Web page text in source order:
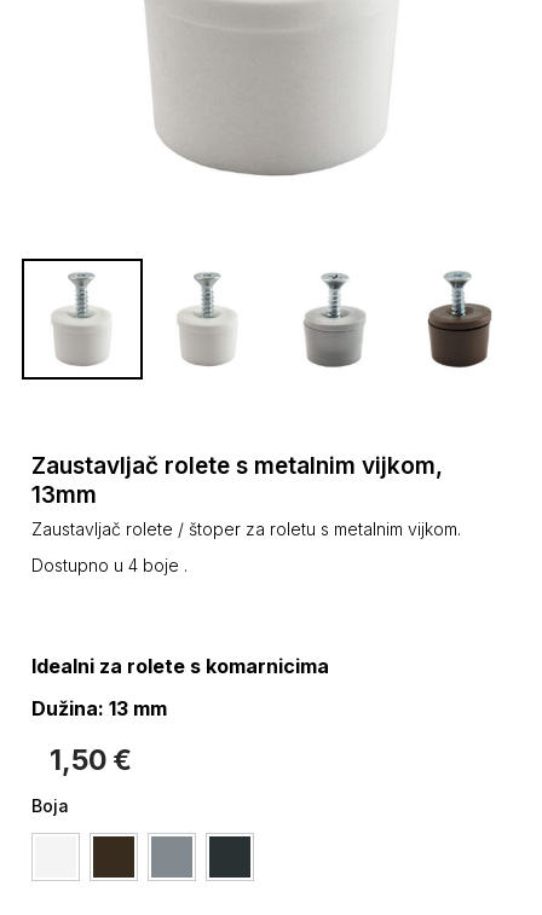
Zaustavljač rolete s metalnim vijkom,
13mm
Zaustavljač rolete / štoper za roletu s metalnim vijkom.
Dostupno u 4 boje .
Idealni za rolete s komarnicima
Dužina: 13 mm
1,50 €
Boja